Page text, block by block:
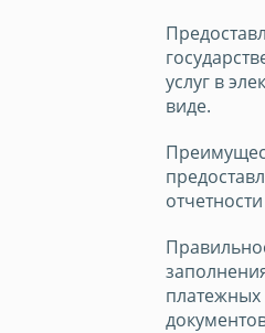
услуг в
виде.
платежных